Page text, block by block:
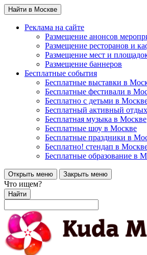
Найти в Москве
Реклама на сайте
Размещение анонсов
Размещение ресторанов и
Размещение мест и
Размещение баннеров
Бесплатные события
Бесплатные выставки в
Бесплатные фестивали в
Бесплатно с детьми в
Бесплатный активный
Бесплатная музыка в Москве
Бесплатные шоу в Москве
Бесплатные праздники в
Бесплатно! стендап в
Бесплатные образование в
Открыть меню Закрыть меню
Что ищем?
Найти